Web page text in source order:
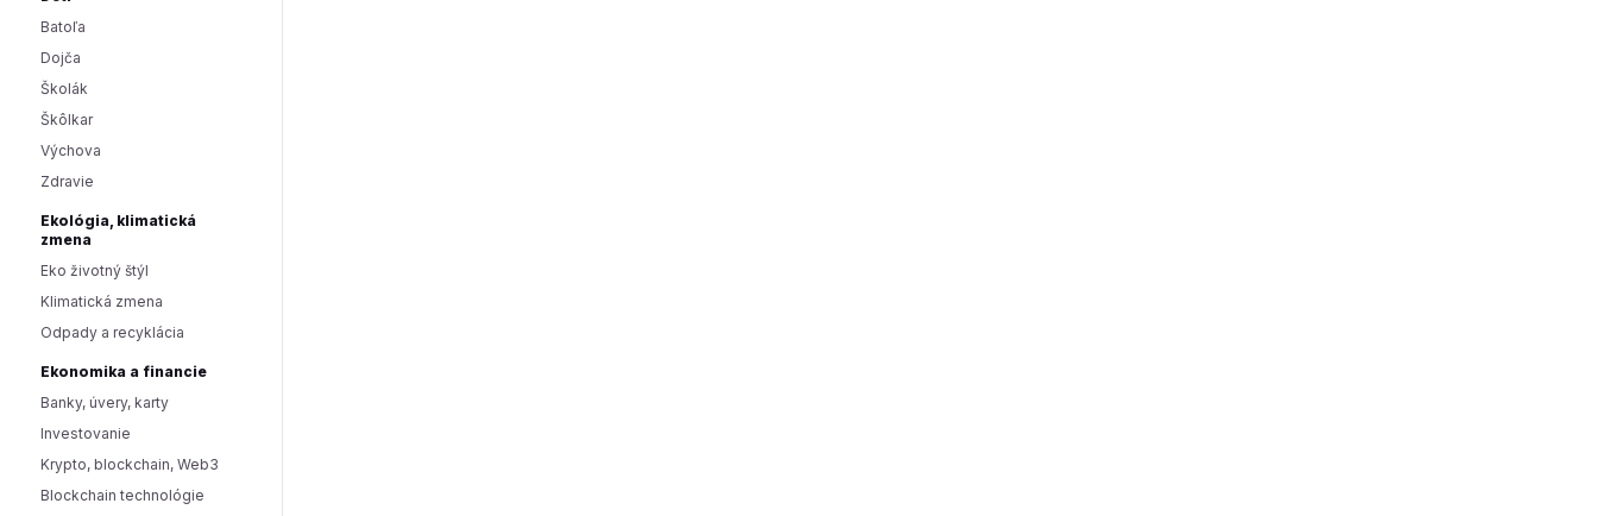
Batoľa
Dojča
Školák
Škôlkar
Výchova
Zdravie
Ekológia, klimatická
zmena
Eko životný štýl
Klimatická zmena
Odpady a recyklácia
Ekonomika a financie
Banky, úvery, karty
Investovanie
Krypto, blockchain, Web3
Blockchain technológie